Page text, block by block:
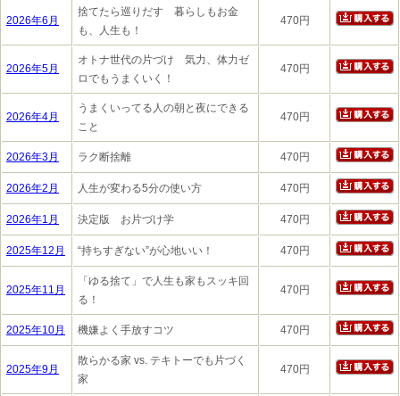
2026年6月
捨てたら巡りだす 暮らしもお金
も、人生も！
470円
2026年5月
オトナ世代の片づけ 気力、体力ゼ
ロでもうまくいく！
470円
2026年4月
うまくいってる人の朝と夜にできる
こと
470円
2026年3月 ラク断捨離 470円
2026年2月 人生が変わる5分の使い方 470円
2026年1月 決定版 お片づけ学 470円
2025年12月 “持ちすぎない”が心地いい！ 470円
2025年11月
「ゆる捨て」で人生も家もスッキ回
る！
470円
2025年10月 機嫌よく手放すコツ 470円
2025年9月
散らかる家 vs. テキトーでも片づく
家
470円